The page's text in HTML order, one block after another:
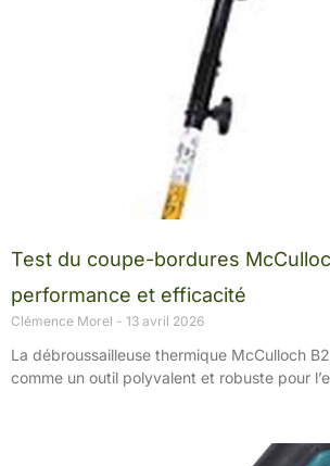
Test du coupe-bordures
performance et efficacité
Clémence Morel 13 avril 2026
La débroussailleuse thermique McCulloch
comme un outil polyvalent et robuste pour